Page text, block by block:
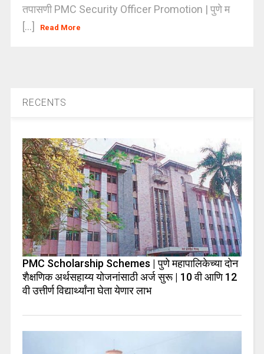
तपासणी PMC Security Officer Promotion | पुणे म
[...]
Read More
RECENTS
PMC Scholarship Schemes | पुणे महापालिकेच्या दोन
शैक्षणिक अर्थसहाय्य योजनांसाठी अर्ज सुरू | 10 वी आणि 12
वी उत्तीर्ण विद्यार्थ्यांना घेता येणार लाभ